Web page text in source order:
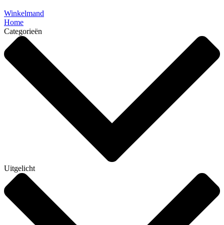
Winkelmand
Home
Categorieën
Uitgelicht